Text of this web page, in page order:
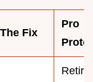
The Fix
Pro
Retirer